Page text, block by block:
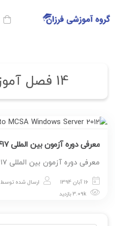
14 فصل آموزشی شبکه
معرفی دوره آزمون بین المللی ۴۱۷-۷۰ ارتقا به MCSA 2012
معرفی دوره آزمون بین المللی ۴۱۷-۷۰ ارتقا از…
16 آبان 1394 ارسال شده توسط